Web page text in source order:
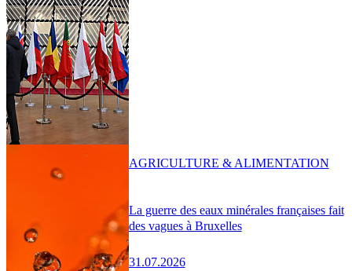
La guerre des eaux minérales françaises fait
des vagues à Bruxelles
31.07.2026
AGRICULTURE & ALIMENTATION